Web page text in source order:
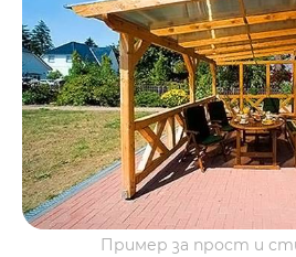
Пример за прост и